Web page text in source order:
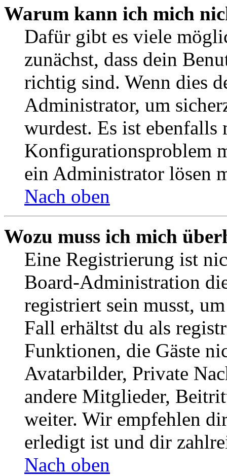
Warum kann ich mich
Dafür gibt es viele
zunächst, dass dein
richtig sind. Wenn dies
Administrator, um
wurdest. Es ist ebenfalls
Konfigurationsproblem
ein Administrator lösen
Nach oben
Wozu muss ich mich
Eine Registrierung ist
Board-Administration
registriert sein musst,
Fall erhältst du als
Funktionen, die Gäste
Avatarbilder, Private
andere Mitglieder,
weiter. Wir empfehlen
erledigt ist und dir
Nach oben